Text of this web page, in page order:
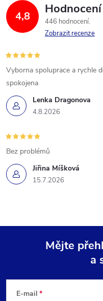
4,8
446 hodnocení
Zobrazit recenze
Lenka Dragonova
4.8.2026
Vyborna spoluprace a rychle
spokojena
Jiřina Míšková
15.7.2026
Bez problémů
Mějte
a
E-mail